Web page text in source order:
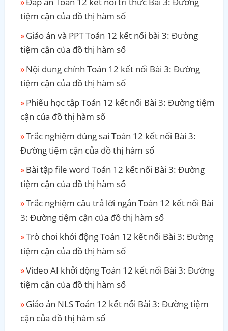
tiệm cận của đồ thị hàm số
Giáo án và PPT Toán 12 kết nối bài 3: Đường
tiệm cận của đồ thị hàm số
Nội dung chính Toán 12 kết nối Bài 3: Đường
tiệm cận của đồ thị hàm số
Phiếu học tập Toán 12 kết nối Bài 3: Đường tiệm
cận của đồ thị hàm số
Trắc nghiệm đúng sai Toán 12 kết nối Bài 3:
Đường tiệm cận của đồ thị hàm số
Bài tập file word Toán 12 kết nối Bài 3: Đường
tiệm cận của đồ thị hàm số
Trắc nghiệm câu trả lời ngắn Toán 12 kết nối Bài
3: Đường tiệm cận của đồ thị hàm số
Trò chơi khởi động Toán 12 kết nối Bài 3: Đường
tiệm cận của đồ thị hàm số
Video AI khởi động Toán 12 kết nối Bài 3: Đường
tiệm cận của đồ thị hàm số
Giáo án NLS Toán 12 kết nối Bài 3: Đường tiệm
cận của đồ thị hàm số